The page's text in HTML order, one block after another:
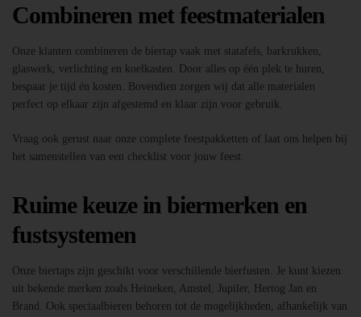
Combineren met feestmaterialen
Onze klanten combineren de biertap vaak met statafels, barkrukken,
glaswerk, verlichting en koelkasten. Door alles op één plek te huren,
bespaar je tijd én kosten. Bovendien zorgen wij dat alle materialen
perfect op elkaar zijn afgestemd en klaar zijn voor gebruik.
Vraag ook gerust naar onze complete feestpakketten of laat ons helpen bij
het samenstellen van een checklist voor jouw feest.
Ruime keuze in biermerken en
fustsystemen
Onze biertaps zijn geschikt voor verschillende bierfusten. Je kunt kiezen
uit bekende merken zoals Heineken, Amstel, Jupiler, Hertog Jan en
Brand. Ook speciaalbieren behoren tot de mogelijkheden, afhankelijk van